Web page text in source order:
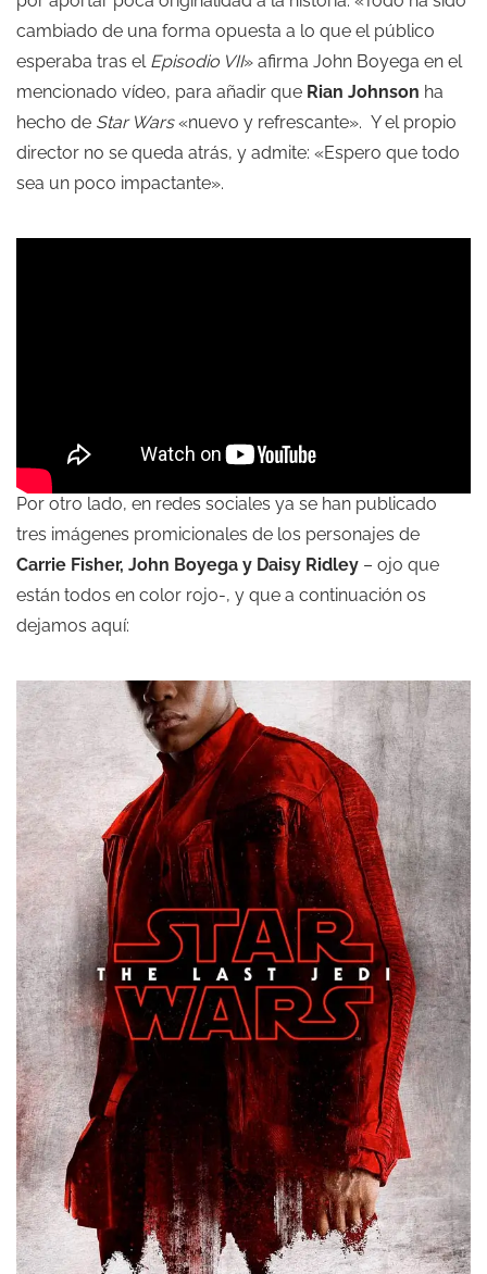
cambiado de una forma opuesta a lo que el público
esperaba tras el Episodio VII» afirma John Boyega en el
mencionado vídeo, para añadir que Rian Johnson ha
hecho de Star Wars«nuevo y refrescante». Y el propio
director no se queda atrás, y admite: «Espero que todo
sea un poco impactante».
Por otro lado, en redes sociales ya se han publicado
tres imágenes promicionales de los personajes de
Carrie Fisher, John Boyega y Daisy Ridley – ojo que
están todos en color rojo-, y que a continuación os
dejamos aquí: